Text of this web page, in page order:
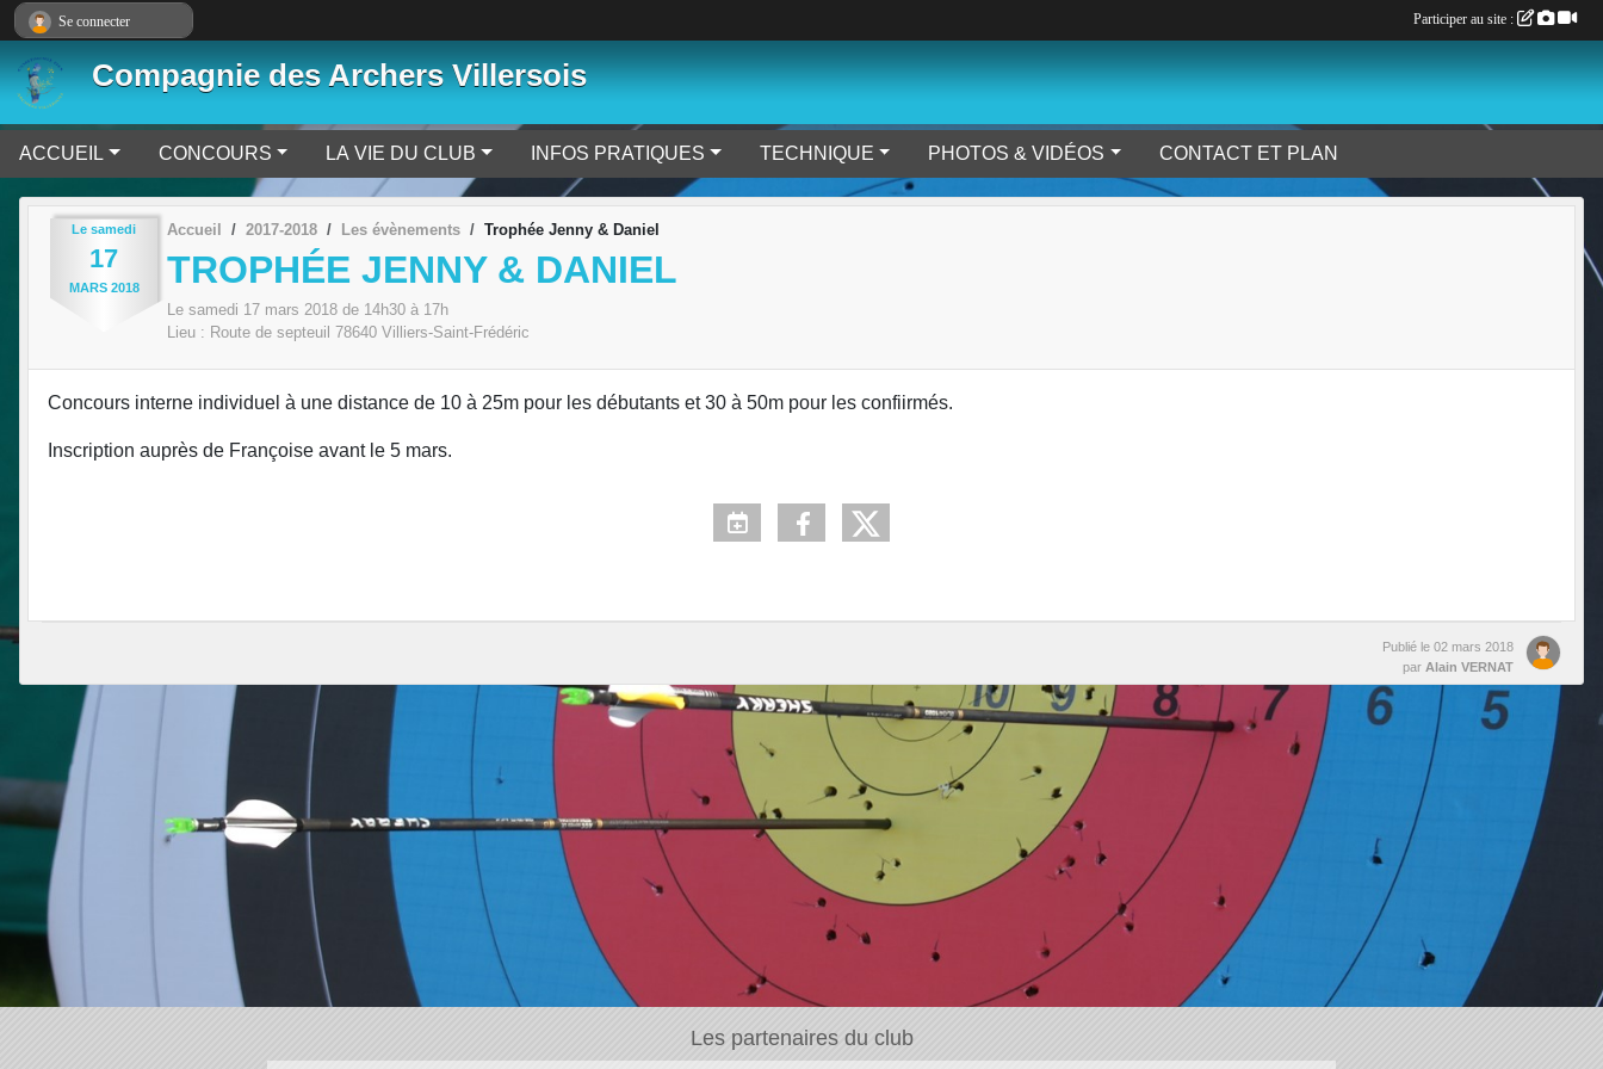
Compagnie des Archers Villersois
ACCUEIL CONCOURS LA VIE DU CLUB INFOS PRATIQUES TECHNIQUE PHOTOS & VIDÉOS CONTACT ET PLAN
Le samedi
17
MARS 2018
Accueil 2017-2018 Les évènements Trophée Jenny & Daniel
TROPHÉE JENNY & DANIEL
Le samedi 17 mars 2018 de 14h30 à 17h
Lieu : Route de septeuil 78640 Villiers-Saint-Frédéric
Concours interne individuel à une distance de 10 à 25m pour les débutants et 30 à 50m pour les confiirmés.
Inscription auprès de Françoise avant le 5 mars.
Publié le 02 mars 2018
par Alain VERNAT
Les partenaires du club
Se connecter Participer au site :
Panneau de gestion des cookies